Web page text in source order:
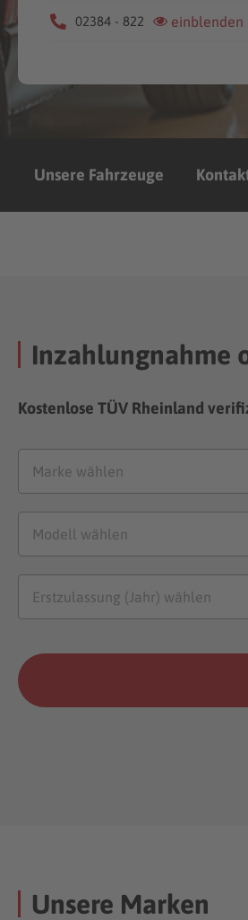
Unsere Fahrzeuge
02384 - 822 einblenden
Inzahlungnahme
Kostenlose TÜV Rheinland
Unsere Marken